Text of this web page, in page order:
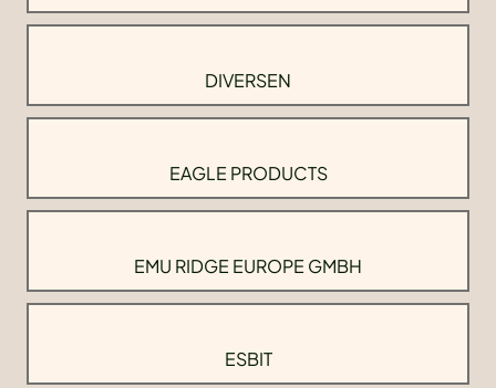
DIVERSEN
EAGLE PRODUCTS
EMU RIDGE EUROPE GMBH
ESBIT